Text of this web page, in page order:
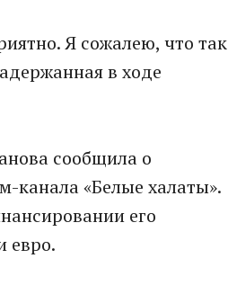
Я сожалею, что так
в ходе
сообщила о
канала «Белые халаты».
его
евро.